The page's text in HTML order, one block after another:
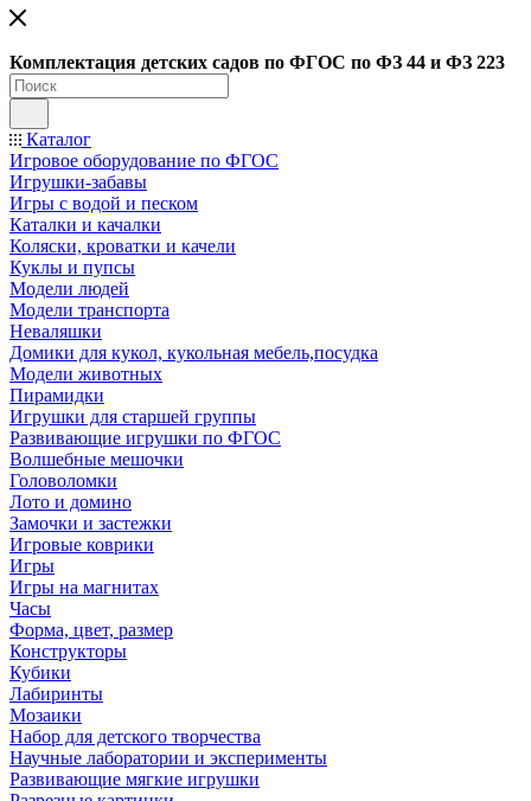
Комплектация детских садов по ФГОC по ФЗ 44 и ФЗ 223
Каталог
Игровое оборудование по ФГОС
Игрушки-забавы
Игры с водой и песком
Каталки и качалки
Коляски, кроватки и качели
Куклы и пупсы
Модели людей
Модели транспорта
Неваляшки
Домики для кукол, кукольная мебель,посудка
Модели животных
Пирамидки
Игрушки для старшей группы
Развивающие игрушки по ФГОС
Волшебные мешочки
Головоломки
Лото и домино
Замочки и застежки
Игровые коврики
Игры
Игры на магнитах
Часы
Форма, цвет, размер
Конструкторы
Кубики
Лабиринты
Мозаики
Набор для детского творчества
Научные лаборатории и эксперименты
Развивающие мягкие игрушки